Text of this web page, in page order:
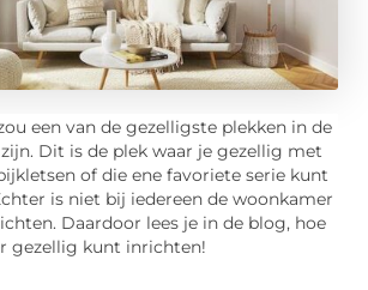
een van de gezelligste plekken in de
Dit is de plek waar je gezellig met
of die ene favoriete serie kunt
is niet bij iedereen de woonkamer
Daardoor lees je in de blog, hoe
gezellig kunt inrichten!